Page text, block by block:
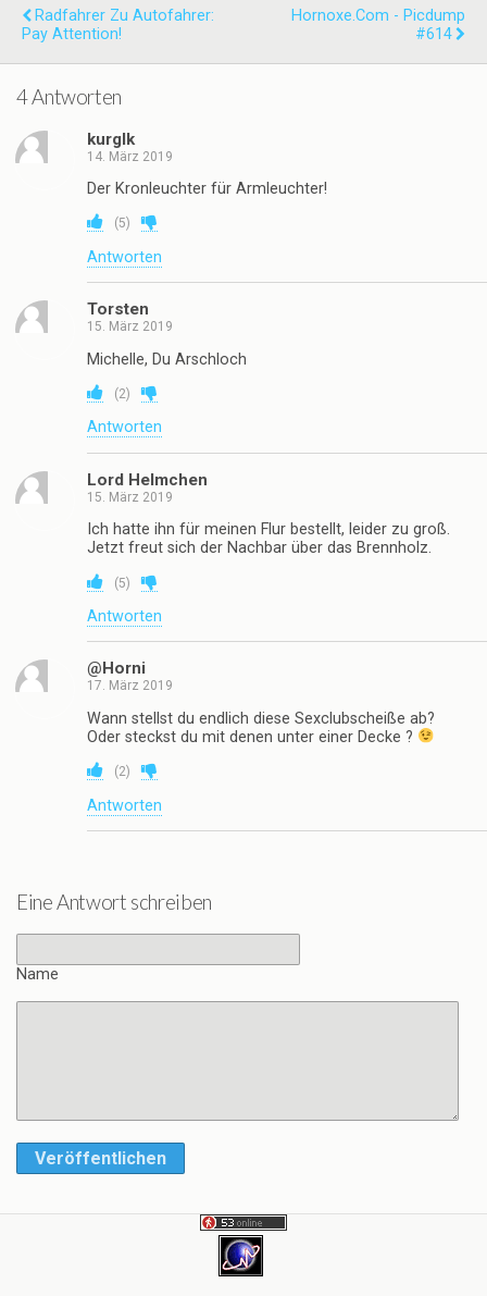
Radfahrer Zu Autofahrer:
Pay Attention!
Hornoxe.com - Picdump
#614
4 Antworten
kurglk
14. März 2019
Der Kronleuchter für Armleuchter!
(5)
Antworten
Torsten
15. März 2019
Michelle, Du Arschloch
(2)
Antworten
Lord Helmchen
15. März 2019
Ich hatte ihn für meinen Flur bestellt, leider zu groß.
Jetzt freut sich der Nachbar über das Brennholz.
(5)
Antworten
@Horni
17. März 2019
Wann stellst du endlich diese Sexclubscheiße ab?
Oder steckst du mit denen unter einer Decke ?
(2)
Antworten
Eine Antwort schreiben
Name
Veröffentlichen